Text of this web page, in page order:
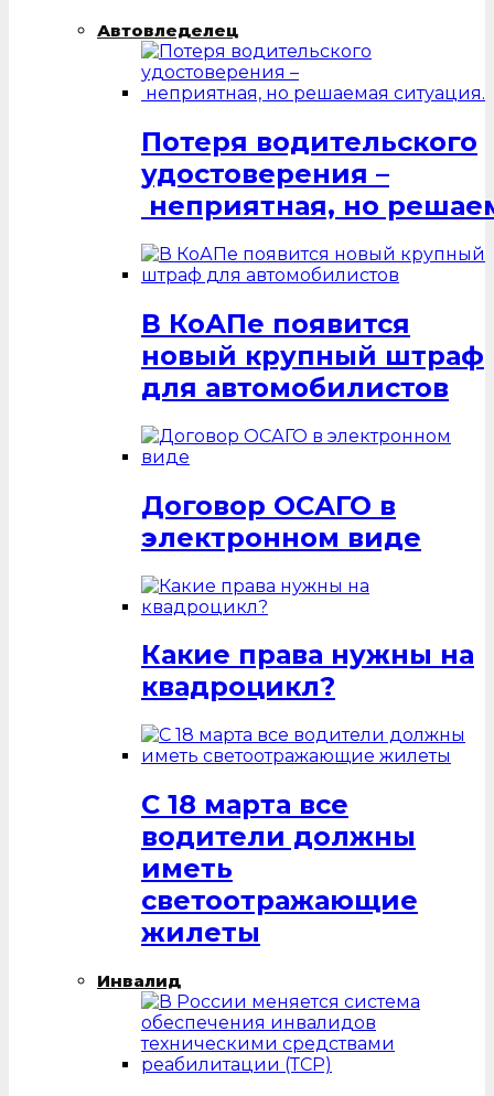
Автовледелец
Потеря водительского
удостоверения –
неприятная, но
В КоАПе появится
новый крупный штраф
для автомобилистов
Договор ОСАГО в
электронном виде
Какие права нужны на
квадроцикл?
С 18 марта все
водители должны
иметь
светоотражающие
жилеты
Инвалид